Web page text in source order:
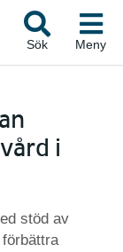
Sök Meny
i
stöd av